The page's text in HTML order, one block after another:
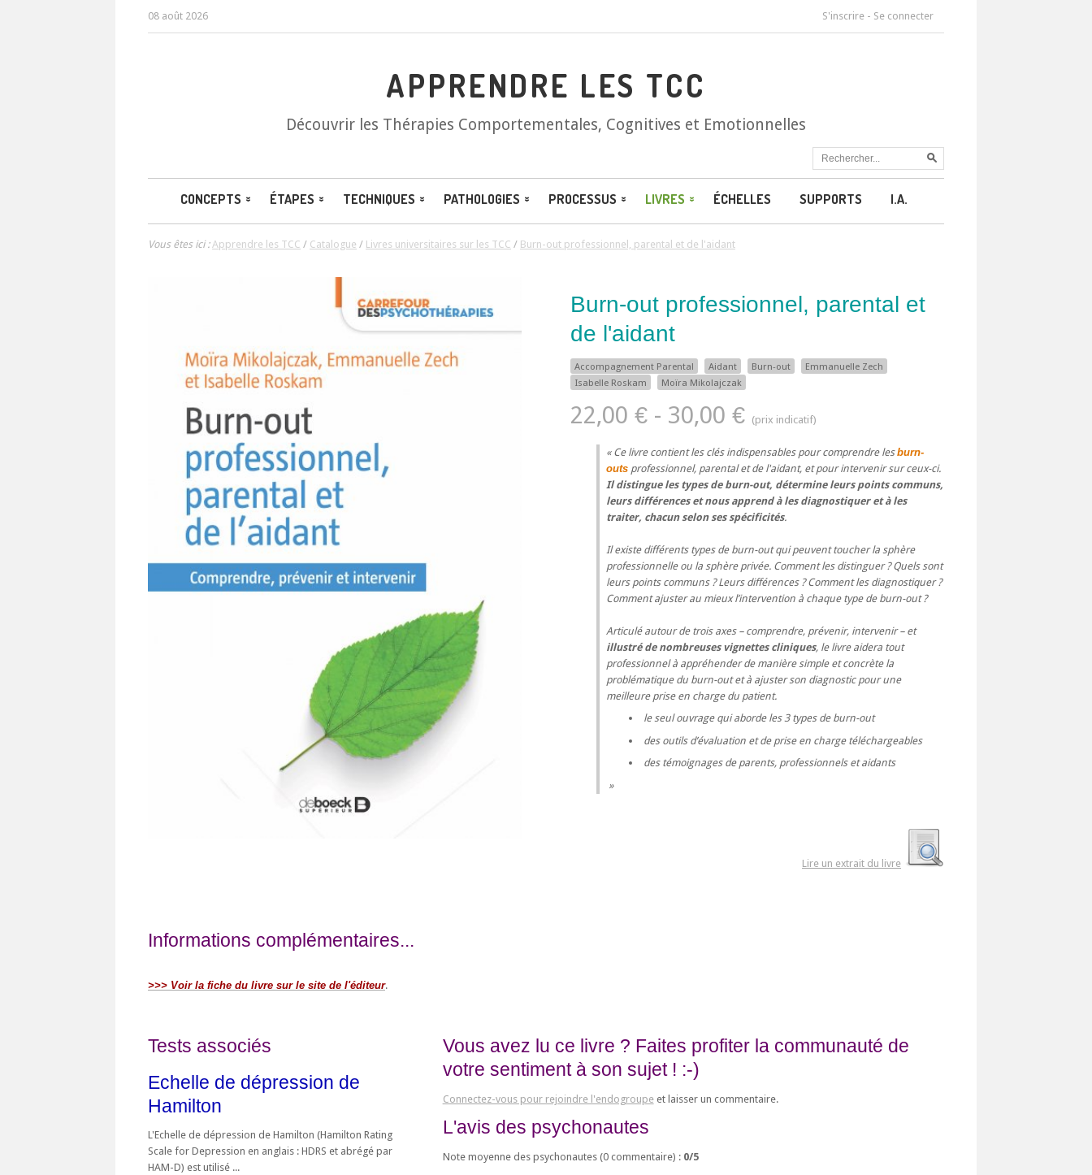
08 août 2026 S'inscrire - Se connecter
APPRENDRE LES TCC
Découvrir les Thérapies Comportementales, Cognitives et Emotionnelles
CONCEPTS ÉTAPES TECHNIQUES PATHOLOGIES PROCESSUS LIVRES ÉCHELLES SUPPORTS I.A.
Vous êtes ici :Apprendre les TCC / Catalogue / Livres universitaires sur les TCC / Burn-out professionnel, parental et de l'aidant
Burn-out professionnel, parental et
de l'aidant
Accompagnement Parental Aidant Burn-out
Emmanuelle Zech
Isabelle Roskam
Moïra Mikolajczak
22,00 € - 30,00 €
Ce livre contient les clés indispensables pour comprendre lesburn-
outs professionnel, parental et de l'aidant, et pour intervenir sur ceux-ci.
Il distingue les types de burn-out, détermine leurs points communs,
leurs différences et nous apprend à les diagnostiquer et à les
traiter, chacun selon ses spécificités.
Il existe différents types de burn-out qui peuvent toucher la sphère
professionnelle ou la sphère privée. Comment les distinguer ? Quels sont
leurs points communs ? Leurs différences ? Comment les diagnostiquer ?
Comment ajuster au mieux l’intervention à chaque type de burn-out ?
Articulé autour de trois axes – comprendre, prévenir, intervenir – et
illustré de nombreuses vignettes cliniques, le livre aidera tout
professionnel à appréhender de manière simple et concrète la
problématique du burn-out et à ajuster son diagnostic pour une
meilleure prise en charge du patient.
le seul ouvrage qui aborde les 3 types de burn-out
des outils d’évaluation et de prise en charge téléchargeables
des témoignages de parents, professionnels et aidants
Lire un extrait du livre
Informations complémentaires...
>>> Voir la fiche du livre sur le site de l'éditeur.
Tests associés
Echelle de dépression de
Hamilton
L'Echelle de dépression de Hamilton (Hamilton Rating
Scale for Depression en anglais : HDRS et abrégé par
HAM-D) est utilisé ...
Vous avez lu ce livre ? Faites profiter la communauté de
votre sentiment à son sujet ! :-)
Connectez-vous pour rejoindre l'endogroupeet laisser un commentaire.
L'avis des psychonautes
Note moyenne des psychonautes (0commentaire) : 0/5